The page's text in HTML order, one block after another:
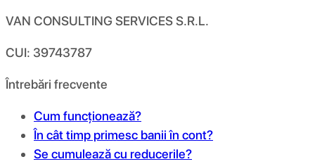
VAN CONSULTING SERVICES S.R.L.
CUI: 39743787
Întrebări frecvente
Cum funcționează?
În cât timp primesc banii în cont?
Se cumulează cu reducerile?